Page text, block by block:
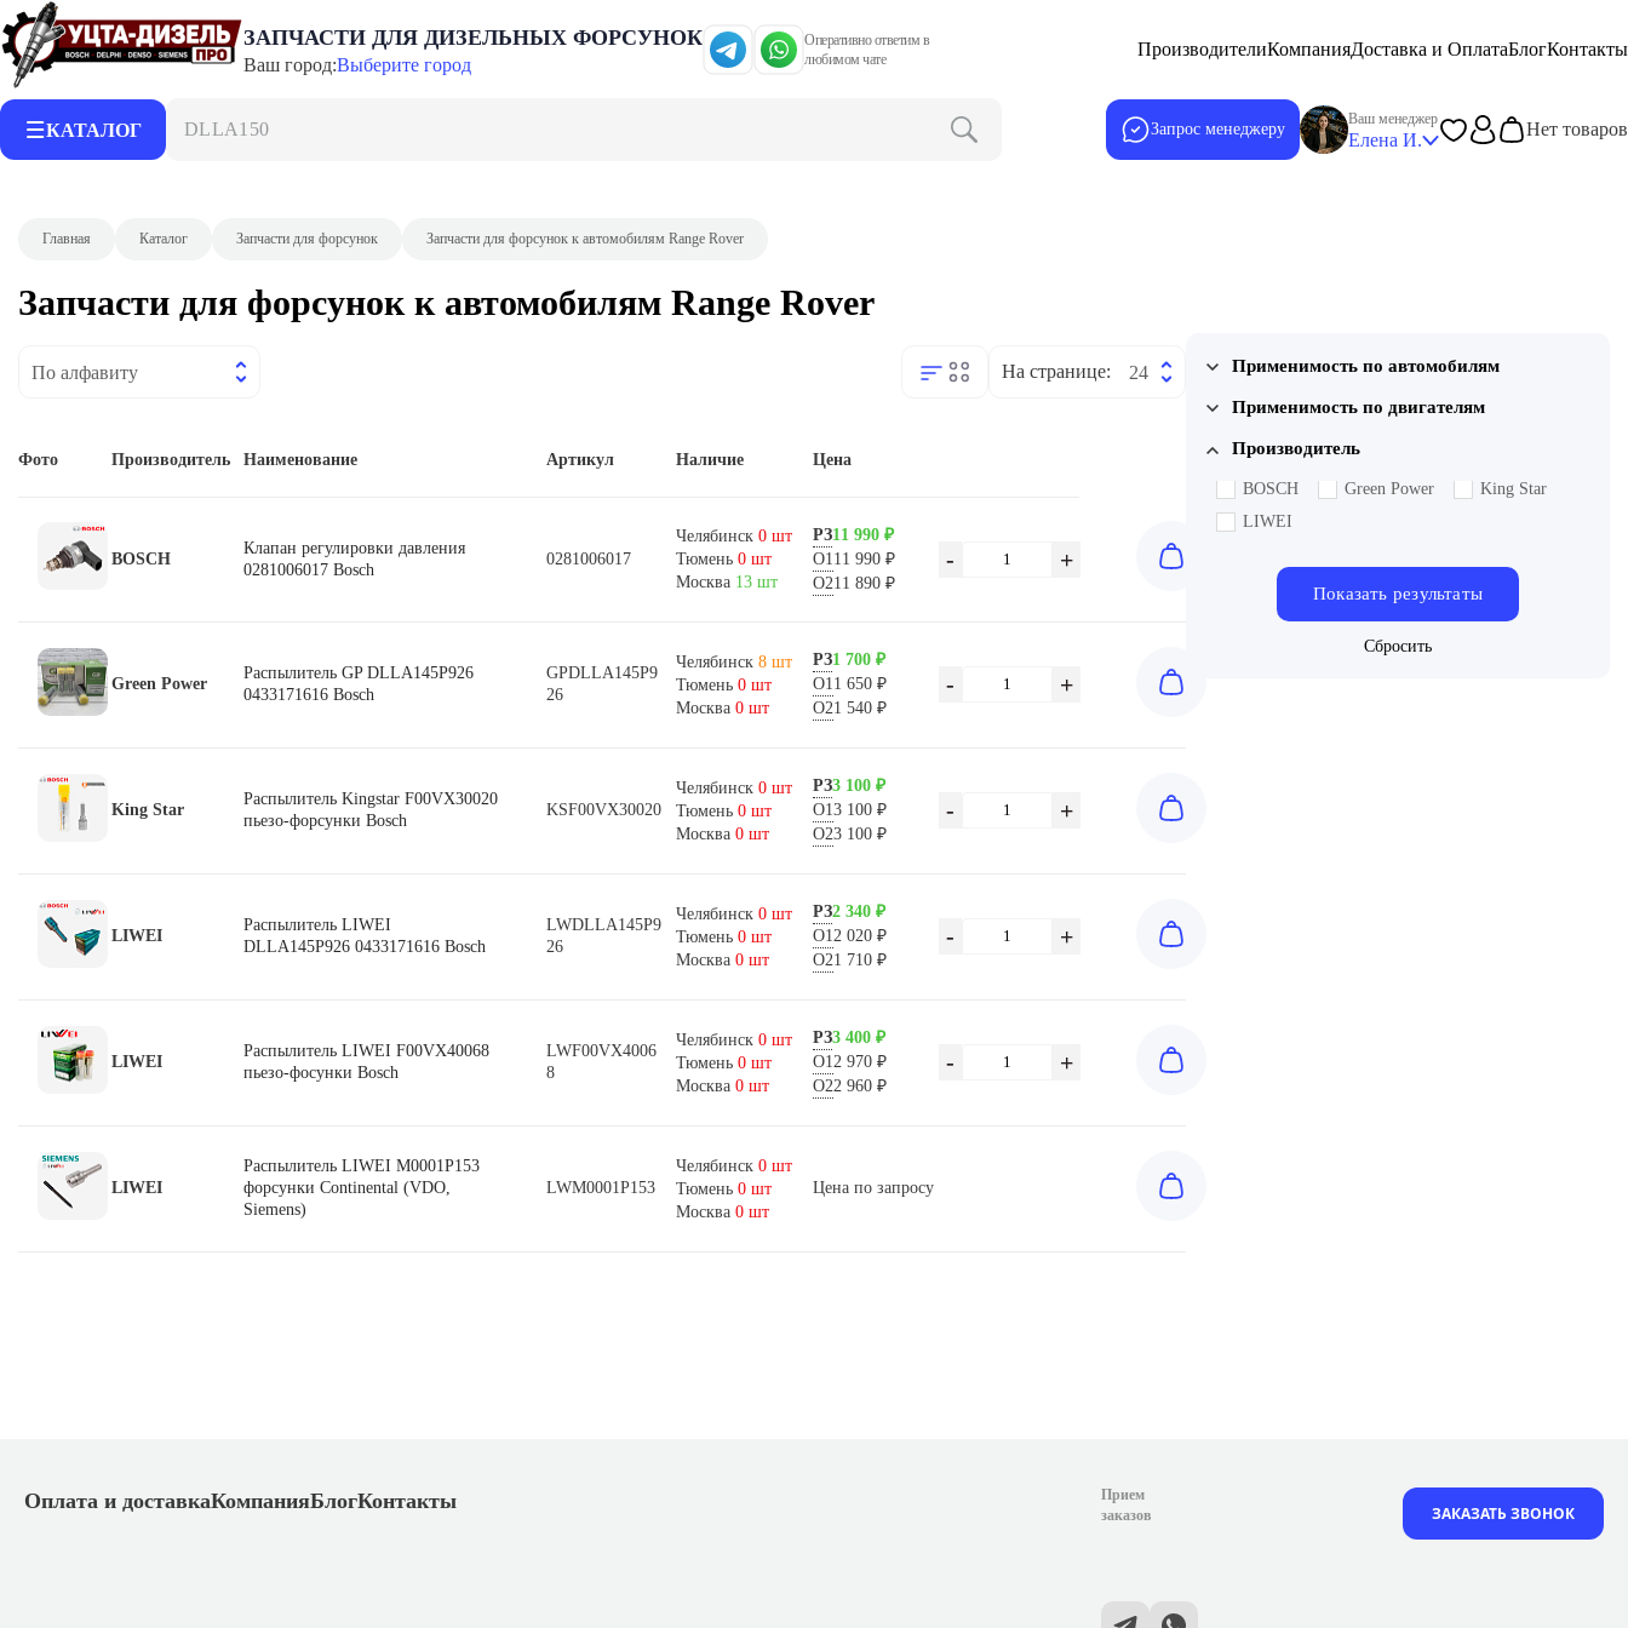
ЗАПЧАСТИ ДЛЯ ДИЗЕЛЬНЫХ ФОРСУНОК
Ваш город:Выберите город
Оперативно ответим в
любимом чате
ПроизводителиКомпанияДоставка и ОплатаБлогКонтакты
КАТАЛОГ DLLA150P21 Запрос менеджеру
Ваш менеджер
Елена И.
Нет товаров
Главная Каталог Запчасти для форсунок Запчасти для форсунок к автомобилям Range Rover
Запчасти для форсунок к автомобилям Range Rover
По алфавиту На странице: 24
Фото Производитель Наименование Артикул Наличие Цена
BOSCH
Клапан регулировки давления
0281006017 Bosch
0281006017
Челябинск 0 шт
Тюмень 0 шт
Москва 13 шт
РЗ11 990 ₽
О111 990 ₽
О211 890 ₽
- +
Green Power
Распылитель GP DLLA145P926
0433171616 Bosch
GPDLLA145P9
26
Челябинск 8 шт
Тюмень 0 шт
Москва 0 шт
РЗ1 700 ₽
О11 650 ₽
О21 540 ₽
- +
King Star
Распылитель Kingstar F00VX30020
пьезо-форсунки Bosch
KSF00VX30020
Челябинск 0 шт
Тюмень 0 шт
Москва 0 шт
РЗ3 100 ₽
О13 100 ₽
О23 100 ₽
- +
LIWEI
Распылитель LIWEI
DLLA145P926 0433171616 Bosch
LWDLLA145P9
26
Челябинск 0 шт
Тюмень 0 шт
Москва 0 шт
РЗ2 340 ₽
О12 020 ₽
О21 710 ₽
- +
LIWEI
Распылитель LIWEI F00VX40068
пьезо-фосунки Bosch
LWF00VX4006
8
Челябинск 0 шт
Тюмень 0 шт
Москва 0 шт
РЗ3 400 ₽
О12 970 ₽
О22 960 ₽
- +
LIWEI
Распылитель LIWEI М0001Р153
форсунки Continental (VDO,
Siemens)
LWМ0001Р153
Челябинск 0 шт
Тюмень 0 шт
Москва 0 шт
Цена по запросу
Применимость по автомобилям
Применимость по двигателям
Jaguar 306DTX
Land Rover 276DT
Range Rover 224DT
Range Rover 276DT
Range Rover 306D1
Производитель
BOSCH Green Power
King Star
LIWEI
Оплата и доставкаКомпанияБлогКонтакты
Прием
заказов
ЗАКАЗАТЬ ЗВОНОК